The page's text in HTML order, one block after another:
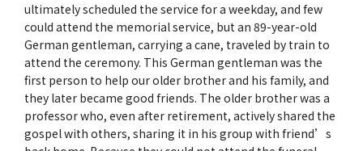
ultimately scheduled the service for a weekday, and few
could attend the memorial service, but an 89-year-old
German gentleman, carrying a cane, traveled by train to
attend the ceremony. This German gentleman was the
first person to help our older brother and his family, and
they later became good friends. The older brother was a
professor who, even after retirement, actively shared the
gospel with others, sharing it in his group with friend’s